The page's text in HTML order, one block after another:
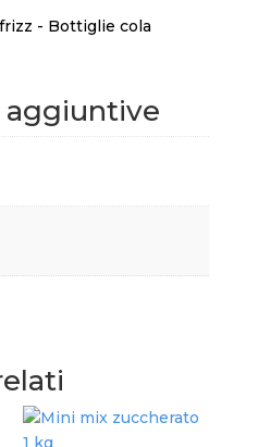
- Bottiglie cola
aggiuntive